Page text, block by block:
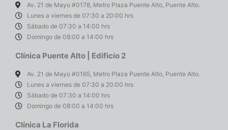
Av. 21 de Mayo #0178, Metro Plaza Puente Alto, Puente Alto.
Lunes a viernes de 07:30 a 20:00 hrs
Sábado de 07:30 a 14:00 hrs
Domingo de 08:00 a 14:00 hrs
Clínica Puente Alto | Edificio 2
Av. 21 de Mayo #0165, Metro Plaza Puente Alto, Puente Alto.
Lunes a viernes de 07:30 a 20:00 hrs
Sábado de 07:30 a 14:00 hrs
Domingo de 08:00 a 14:00 hrs
Clínica La Florida